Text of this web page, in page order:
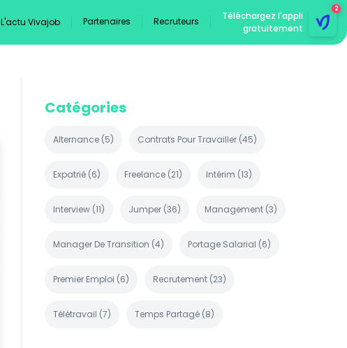
L'actu Vivajob Partenaires Recruteurs
Téléchargez l'appli
gratuitement
2
Catégories
Alternance (5) Contrats Pour Travailler (45)
Expatrié (6) Freelance (21) Intérim (13)
Interview (11) Jumper (36) Management (3)
Manager De Transition (4) Portage Salarial (6)
Premier Emploi (6) Recrutement (23)
Télétravail (7) Temps Partagé (8)